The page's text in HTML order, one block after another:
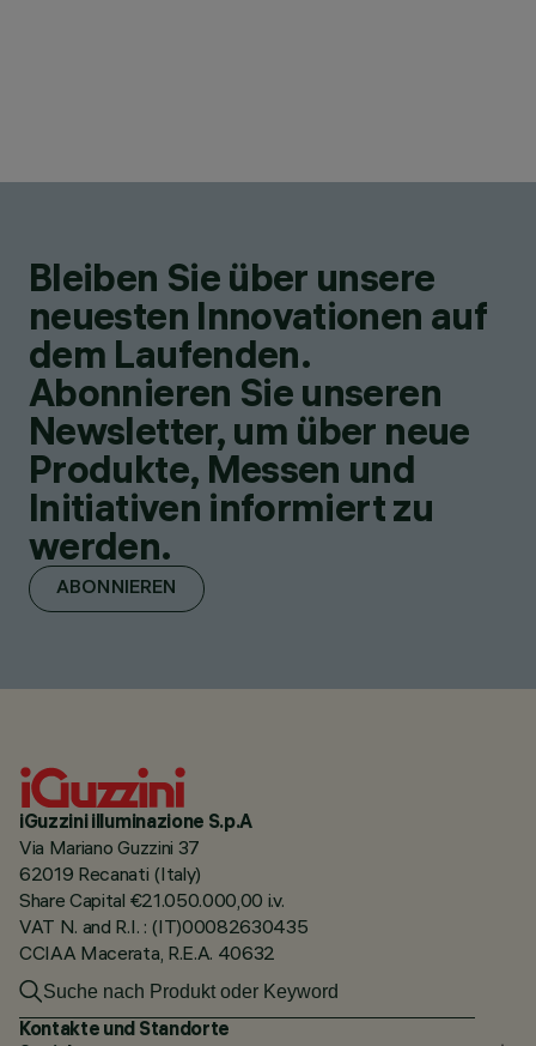
Bleiben Sie über unsere
neuesten Innovationen auf
dem Laufenden.
Abonnieren Sie unseren
Newsletter, um über neue
Produkte, Messen und
Initiativen informiert zu
werden.
ABONNIEREN
iGuzzini illuminazione S.p.A
Via Mariano Guzzini 37
62019 Recanati (Italy)
Share Capital €21.050.000,00 i.v.
VAT N. and R.I. : (IT)00082630435
CCIAA Macerata, R.E.A. 40632
Kontakte und Standorte